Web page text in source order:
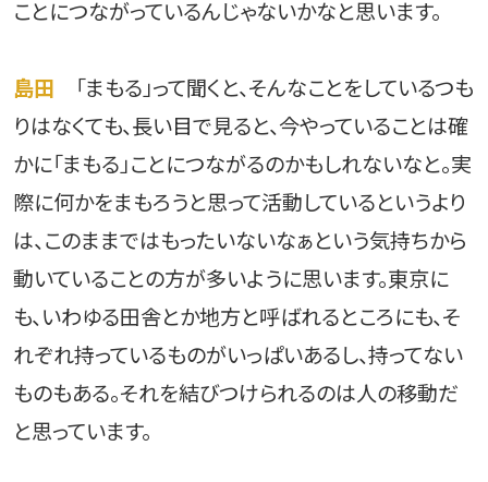
ことにつながっているんじゃないかなと思います。
島田
「まもる」って聞くと、そんなことをしているつも
りはなくても、長い目で見ると、今やっていることは確
かに「まもる」ことにつながるのかもしれないなと。実
際に何かをまもろうと思って活動しているというより
は、このままではもったいないなぁという気持ちから
動いていることの方が多いように思います。東京に
も、いわゆる田舎とか地方と呼ばれるところにも、そ
れぞれ持っているものがいっぱいあるし、持ってない
ものもある。それを結びつけられるのは人の移動だ
と思っています。